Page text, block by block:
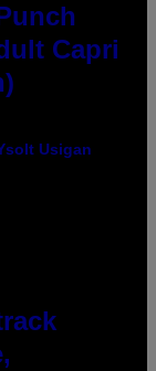
Capri
Usigan